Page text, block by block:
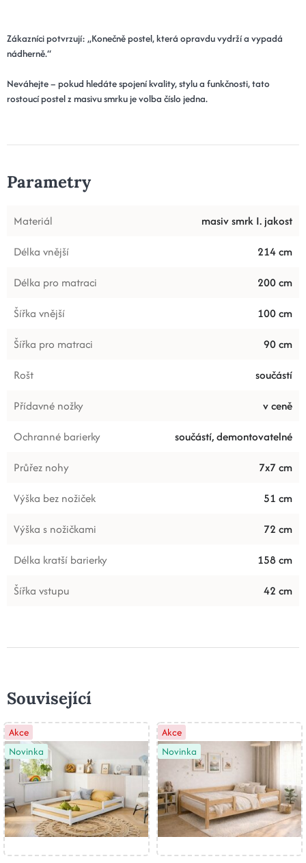
Zákazníci potvrzují: „Konečně postel, která opravdu vydrží a vypadá
nádherně.“
Neváhejte – pokud hledáte spojení kvality, stylu a funkčnosti, tato
rostoucí postel z masivu smrku je volba číslo jedna.
Parametry
Materiál
masiv smrk I. jakost
Délka vnější
214 cm
Délka pro matraci
200 cm
Šířka vnější
100 cm
Šířka pro matraci
90 cm
Rošt
součástí
Přídavné nožky
v ceně
Ochranné barierky
součástí, demontovatelné
Průřez nohy
7x7 cm
Výška bez nožiček
51 cm
Výška s nožičkami
72 cm
Délka kratší barierky
158 cm
Šířka vstupu
42 cm
Související
Akce
Novinka
Akce
Novinka